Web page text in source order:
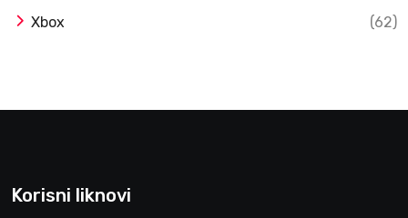
Xbox (62)
Korisni liknovi